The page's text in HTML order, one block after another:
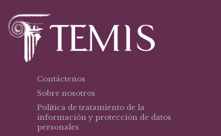
Contáctenos
Sobre nosotros
Política de tratamiento de la
información y protección de datos
personales